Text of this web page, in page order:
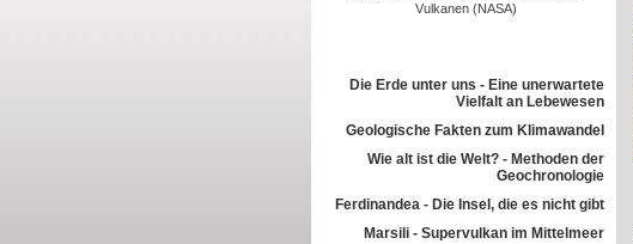
Vulkanen (NASA)
Die Erde unter uns - Eine unerwartete
Vielfalt an Lebewesen
Geologische Fakten zum Klimawandel
Wie alt ist die Welt? - Methoden der
Geochronologie
Ferdinandea - Die Insel, die es nicht gibt
Marsili - Supervulkan im Mittelmeer